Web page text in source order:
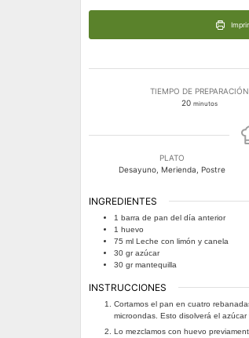
TIEMPO DE PREPARACIÓN
20minutos
minutos
PLATO
Desayuno, Merienda, Postre
INGREDIENTES
1 barra de pan del día anterior
1 huevo
75 ml Leche con limón y canela
30 gr azúcar
30 gr mantequilla
INSTRUCCIONES
Cortamos el pan en cuatro
microondas. Esto disolverá el
Lo mezclamos con huevo